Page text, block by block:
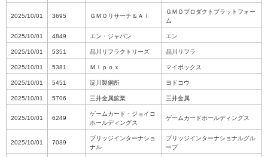
2025/10/01 3695 ＧＭＯリサーチ＆ＡＩ
ＧＭＯプロダクトプラットフォー
ム
2025/10/01 4849 エン・ジャパン エン
2025/10/01 5351 品川リフラクトリーズ 品川リフラ
2025/10/01 5381 Ｍｉｐｏｘ マイポックス
2025/10/01 5451 淀川製鋼所 ヨドコウ
2025/10/01 5706 三井金属鉱業 三井金属
2025/10/01 6249
ゲームカード・ジョイコ
ホールディングス
ゲームカードホールディングス
2025/10/01 7039
ブリッジインターナショ
ナル
ブリッジインターナショナルグル
ープ